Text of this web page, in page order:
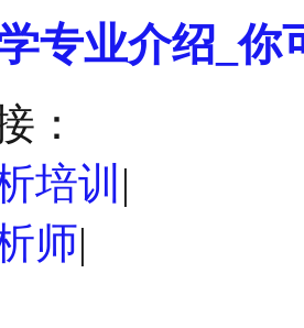
专业介绍_你
：
培训 |
师|